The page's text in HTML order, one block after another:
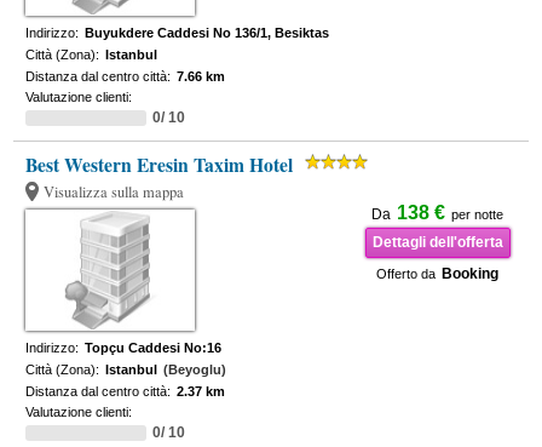
Indirizzo: Buyukdere Caddesi No 136/1, Besiktas
Città (Zona): Istanbul
Distanza dal centro città: 7.66 km
Valutazione clienti:
0/ 10
Best Western Eresin Taxim Hotel
Visualizza sulla mappa
Da 138 € per notte
Dettagli dell'offerta
Offerto da Booking
Indirizzo: Topçu Caddesi No:16
Città (Zona): Istanbul (Beyoglu)
Distanza dal centro città: 2.37 km
Valutazione clienti:
0/ 10